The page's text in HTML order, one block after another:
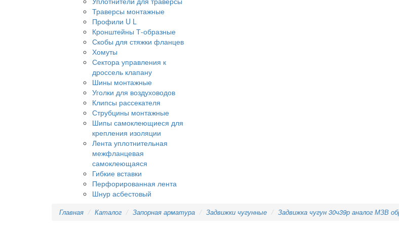
Траверсы монтажные
Профили U L
Кронштейны Т-образные
Скобы для стяжки фланцев
Хомуты
Сектора управления к
дроссель клапану
Шины монтажные
Уголки для воздуховодов
Клипсы рассекателя
Струбцины монтажные
Шипы самоклеющиеся для
крепления изоляции
Лента уплотнительная
межфланцевая
самоклеющаяся
Гибкие вставки
Перфорированная лента
Шнур асбестовый
Главная Каталог Запорная арматура Задвижки чугунные Задвижка чугун 30ч39р аналог МЗВ